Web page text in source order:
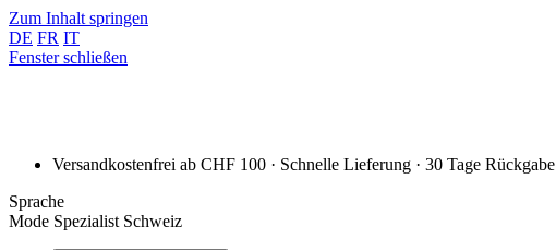
Zum Inhalt springen
DE FR IT
Fenster schließen
Versandkostenfrei ab CHF 100 · Schnelle Lieferung · 30 Tage Rückgabe
Sprache
Mode Spezialist Schweiz